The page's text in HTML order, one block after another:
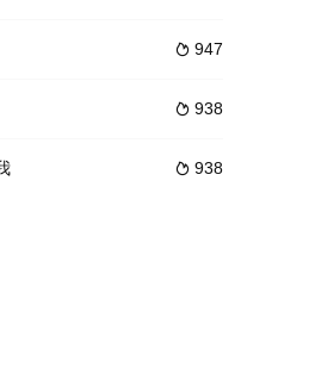
，两人结婚多年，婚后育有
随母亲改嫁到一个好赌的继父家。在为生
 947
 938
 938